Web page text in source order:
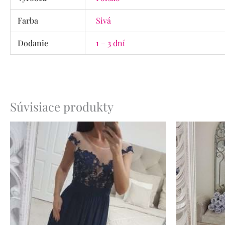
Farba Sivá
Dodanie 1 – 3 dní
Súvisiace produkty
cena
bola: